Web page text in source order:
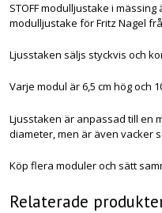
STOFF modulljustake i
modulljustake för Fritz Nagel
Ljusstaken säljs styckvis och
Varje modul är 6,5 cm hög och
Ljusstaken är anpassad till en
diameter, men är även vacker
Köp flera moduler och sätt
Relaterade